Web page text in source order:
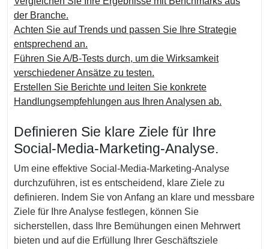
der Branche.
Achten Sie auf Trends und passen Sie Ihre Strategie
entsprechend an.
Führen Sie A/B-Tests durch, um die Wirksamkeit
verschiedener Ansätze zu testen.
Erstellen Sie Berichte und leiten Sie konkrete
Handlungsempfehlungen aus Ihren Analysen ab.
Definieren Sie klare Ziele für Ihre
Social-Media-Marketing-Analyse.
Um eine effektive Social-Media-Marketing-Analyse
durchzuführen, ist es entscheidend, klare Ziele zu
definieren. Indem Sie von Anfang an klare und messbare
Ziele für Ihre Analyse festlegen, können Sie
sicherstellen, dass Ihre Bemühungen einen Mehrwert
bieten und auf die Erfüllung Ihrer Geschäftsziele